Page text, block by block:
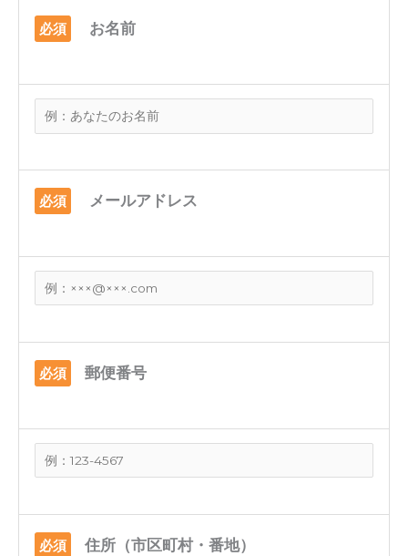
必須 お名前
必須 メールアドレス
必須 郵便番号
必須 住所（市区町村・番地）